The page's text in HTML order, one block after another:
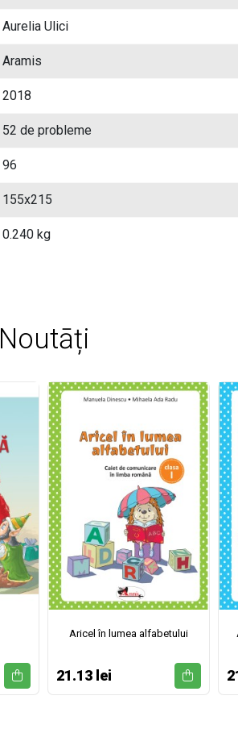
Aurelia Ulici
Aramis
2018
52 de probleme
96
155x215
0.240 kg
Noutāți
Aricel în lumea alfabetului
21.13 lei